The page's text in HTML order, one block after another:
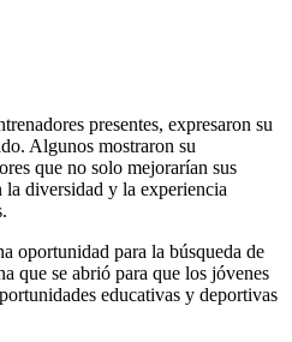
presentes, expresaron su
Algunos mostraron su
que no solo mejorarían sus
diversidad y la experiencia
oportunidad para la búsqueda de
que se abrió para que los jóvenes
educativas y deportivas